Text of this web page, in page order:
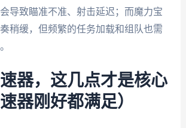
导致瞄准不准、射击延迟；而魔力宝
稍缓，但频繁的任务加载和组队也需
器，这几点才是核心
器刚好都满足）